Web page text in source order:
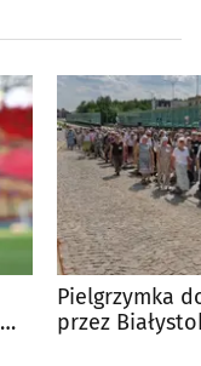
Pielgrzymka
przez